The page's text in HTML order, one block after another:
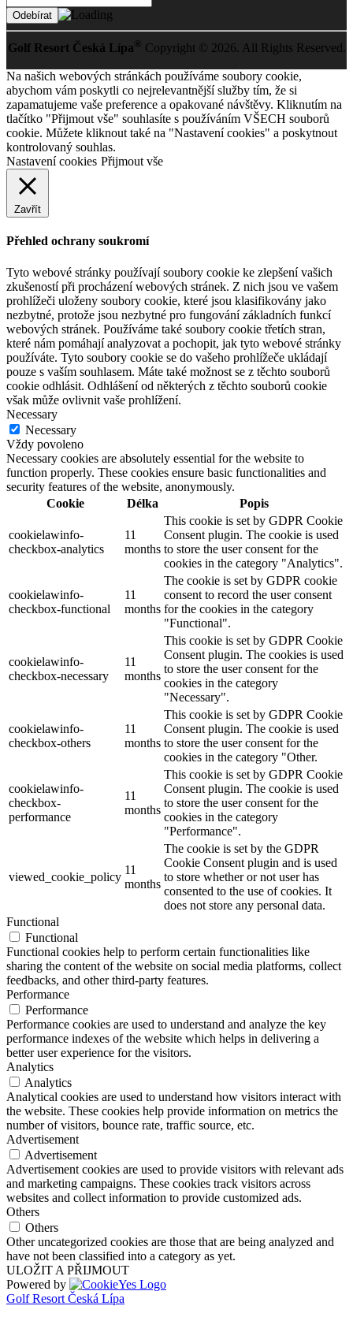
Golf Resort Česká Lípa ® Copyright © 2026. All Rights Reserved.
Na našich webových stránkách používáme soubory cookie,
abychom vám poskytli co nejrelevantnější služby tím, že si
zapamatujeme vaše preference a opakované návštěvy. Kliknutím na
tlačítko "Přijmout vše" souhlasíte s používáním VŠECH souborů
cookie. Můžete kliknout také na "Nastavení cookies" a poskytnout
kontrolovaný souhlas.
Nastavení cookies Přijmout vše
Zavřít
Přehled ochrany soukromí
Tyto webové stránky používají soubory cookie ke zlepšení vašich
zkušeností při procházení webových stránek. Z nich jsou ve vašem
prohlížeči uloženy soubory cookie, které jsou klasifikovány jako
nezbytné, protože jsou nezbytné pro fungování základních funkcí
webových stránek. Používáme také soubory cookie třetích stran,
které nám pomáhají analyzovat a pochopit, jak tyto webové stránky
používáte. Tyto soubory cookie se do vašeho prohlížeče ukládají
pouze s vaším souhlasem. Máte také možnost se z těchto souborů
cookie odhlásit. Odhlášení od některých z těchto souborů cookie
však může ovlivnit vaše prohlížení.
Necessary
Necessary
Vždy povoleno
Necessary cookies are absolutely essential for the website to
function properly. These cookies ensure basic functionalities and
security features of the website, anonymously.
Cookie
Délka Popis
cookielawinfo-
checkbox-analytics
11
months
This cookie is set by GDPR Cookie
Consent plugin. The cookie is used
to store the user consent for the
cookies in the category "Analytics".
cookielawinfo-
checkbox-functional
11
months
The cookie is set by GDPR cookie
consent to record the user consent
for the cookies in the category
"Functional".
cookielawinfo-
checkbox-necessary
11
months
This cookie is set by GDPR Cookie
Consent plugin. The cookies is used
to store the user consent for the
cookies in the category
"Necessary".
cookielawinfo-
checkbox-others
11
months
This cookie is set by GDPR Cookie
Consent plugin. The cookie is used
to store the user consent for the
cookies in the category "Other.
cookielawinfo-
checkbox-
performance
11
months
This cookie is set by GDPR Cookie
Consent plugin. The cookie is used
to store the user consent for the
cookies in the category
"Performance".
viewed_cookie_policy
11
months
The cookie is set by the GDPR
Cookie Consent plugin and is used
to store whether or not user has
consented to the use of cookies. It
does not store any personal data.
Functional
Functional
Functional cookies help to perform certain functionalities like
sharing the content of the website on social media platforms, collect
feedbacks, and other third-party features.
Performance
Performance
Performance cookies are used to understand and analyze the key
performance indexes of the website which helps in delivering a
better user experience for the visitors.
Analytics
Analytics
Analytical cookies are used to understand how visitors interact with
the website. These cookies help provide information on metrics the
number of visitors, bounce rate, traffic source, etc.
Advertisement
Advertisement
Advertisement cookies are used to provide visitors with relevant ads
and marketing campaigns. These cookies track visitors across
websites and collect information to provide customized ads.
Others
Others
Other uncategorized cookies are those that are being analyzed and
have not been classified into a category as yet.
ULOŽIT A PŘIJMOUT
Powered by
Golf Resort Česká Lípa